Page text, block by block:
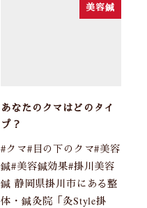
美容鍼
あなたのクマはどのタイ
プ？
#クマ#目の下のクマ#美容
鍼#美容鍼効果#掛川美容
鍼 静岡県掛川市にある整
体・鍼灸院「灸Style掛